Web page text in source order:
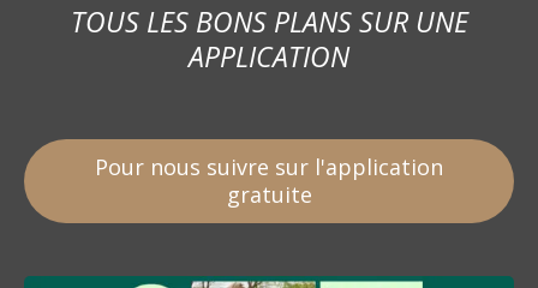
TOUS LES BONS PLANS SUR UNE
APPLICATION
Pour nous suivre sur l'application
gratuite